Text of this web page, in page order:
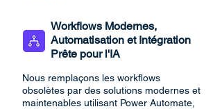
Workflows Modernes,
Automatisation et Intégration
Prête pour l'IA
Nous remplaçons les workflows
obsolètes par des solutions modernes et
maintenables utilisant Power Automate,